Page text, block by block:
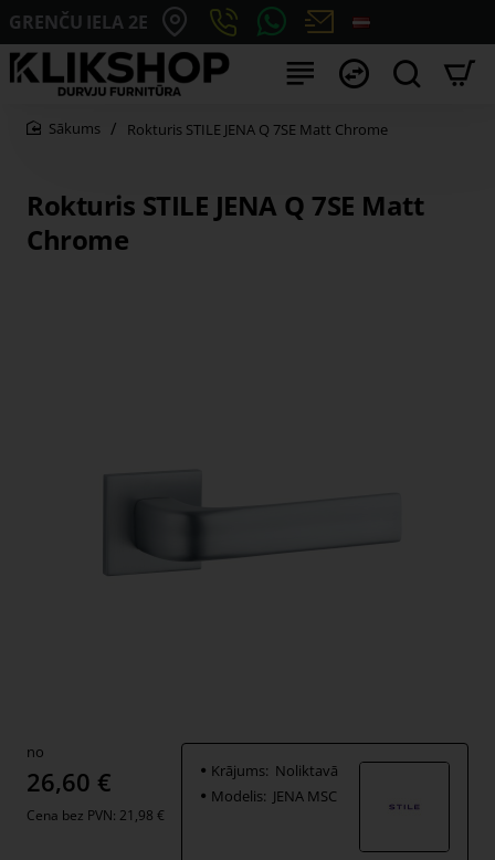
GRENČU IELA 2E
Rokturis STILE JENA Q 7SE Matt
Chrome
Rokturis STILE JENA Q 7SE Matt Chrome
no
26,60 €
Cena bez PVN: 21,98 €
Krājums: Noliktavā
Modelis: JENA MSC